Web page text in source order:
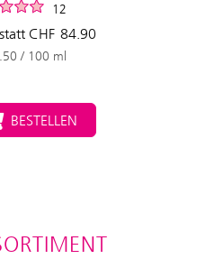
12
statt CHF 84.90
/ 100 ml
BESTELLEN